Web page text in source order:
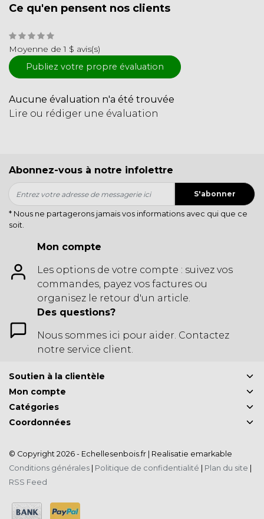
Ce qu'en pensent nos clients
Moyenne de 1 $ avis(s)
Publiez votre propre évaluation
Aucune évaluation n'a été trouvée
Lire ou rédiger une évaluation
Abonnez-vous à notre infolettre
S'abonner
* Nous ne partagerons jamais vos informations avec qui que ce
soit.
Mon compte
Les options de votre compte : suivez vos
commandes, payez vos factures ou
organisez le retour d'un article.
Des questions?
Nous sommes ici pour aider. Contactez
notre service client.
Soutien à la clientèle
Mon compte
Catégories
Coordonnées
© Copyright 2026 - Echellesenbois.fr | Realisatie emarkable
Conditions générales
Politique de confidentialité Plan du site
RSS Feed